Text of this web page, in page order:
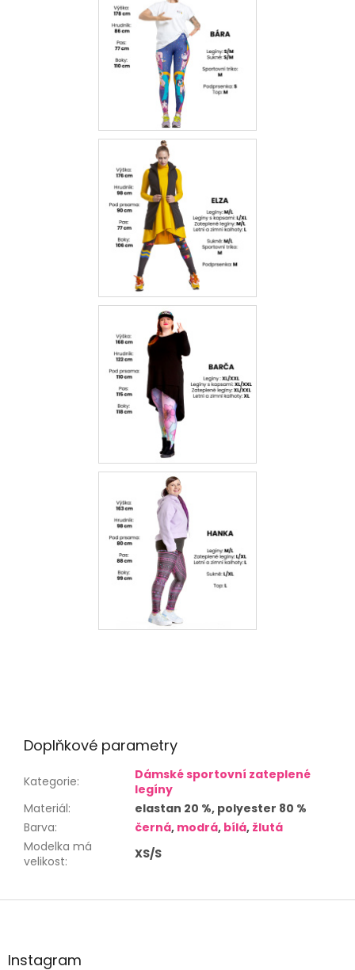
Doplňkové parametry
Kategorie:
Dámské sportovní zateplené
legíny
Materiál:
elastan 20 %, polyester 80 %
Barva: černá, modrá, bílá, žlutá
Modelka má
velikost: XS/S
Z
aInstagram